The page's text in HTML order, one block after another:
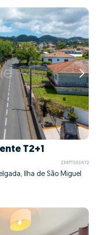
T2+1
ZMPT590472
Ilha de São Miguel